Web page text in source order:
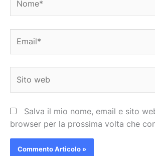
web
Salva il mio nome, email e sito
browser per la prossima volta che